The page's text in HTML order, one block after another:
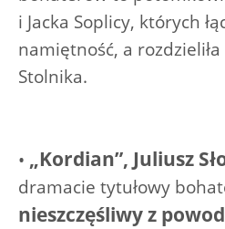
i Jacka Soplicy, których
namiętność, a
Stolnika.
• „Kordian”, Juliusz
dramacie tytułowy
nieszczęśliwy z